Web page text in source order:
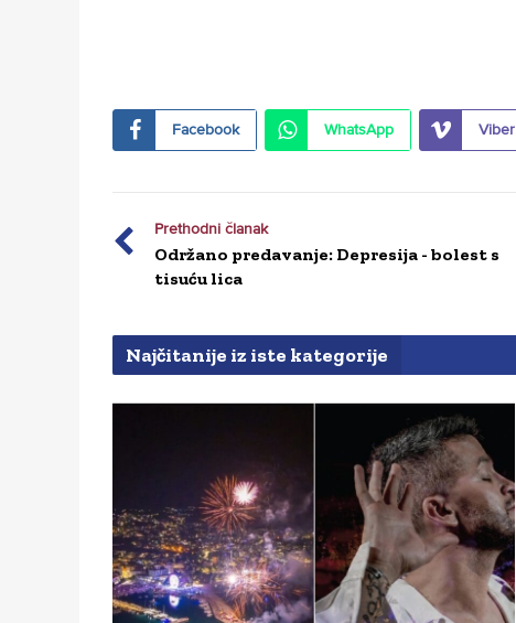
Facebook WhatsApp Viber
Prethodni članak
Održano predavanje: Depresija - bolest s
tisuću lica
Najčitanije iz iste kategorije